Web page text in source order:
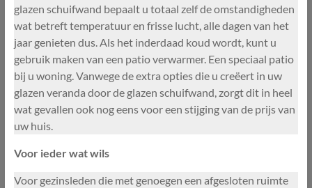
glazen schuifwand bepaalt u totaal zelf de omstandigheden
wat betreft temperatuur en frisse lucht, alle dagen van het
jaar genieten dus. Als het inderdaad koud wordt, kunt u
gebruik maken van een patio verwarmer. Een speciaal patio
bij u woning. Vanwege de extra opties die u creëert in uw
glazen veranda door de glazen schuifwand, zorgt dit in heel
wat gevallen ook nog eens voor een stijging van de prijs van
uw huis.
Voor ieder wat wils
Voor gezinsleden die met genoegen een afgesloten ruimte